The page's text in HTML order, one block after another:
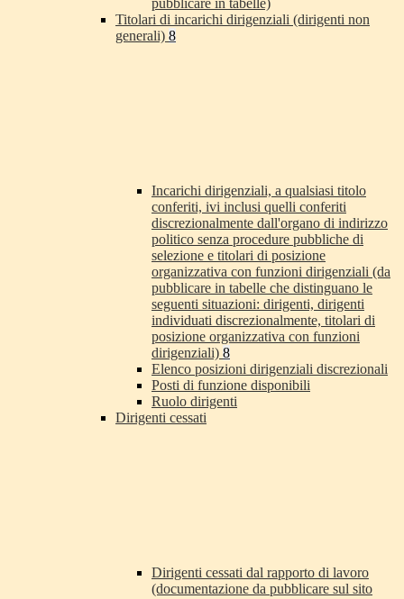
pubblicare in tabelle)
Titolari di incarichi dirigenziali (dirigenti non
generali) 8
Incarichi dirigenziali, a qualsiasi titolo
conferiti, ivi inclusi quelli conferiti
discrezionalmente dall'organo di indirizzo
politico senza procedure pubbliche di
selezione e titolari di posizione
organizzativa con funzioni dirigenziali (da
pubblicare in tabelle che distinguano le
seguenti situazioni: dirigenti, dirigenti
individuati discrezionalmente, titolari di
posizione organizzativa con funzioni
dirigenziali) 8
Elenco posizioni dirigenziali discrezionali
Posti di funzione disponibili
Ruolo dirigenti
Dirigenti cessati
Dirigenti cessati dal rapporto di lavoro
(documentazione da pubblicare sul sito